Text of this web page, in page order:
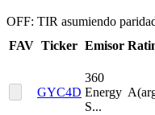
OFF: TIR asumiendo
FAV Ticker Emisor
GYC4D
360
Energy
S...